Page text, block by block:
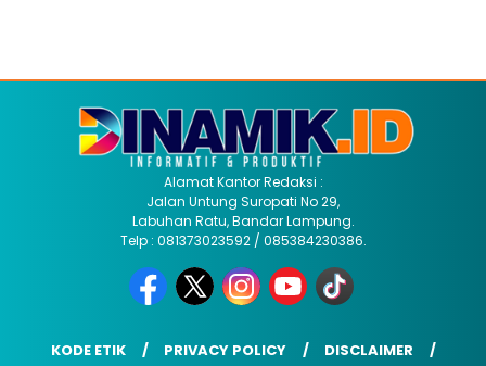
Alamat Kantor Redaksi :
Jalan Untung Suropati No 29,
Labuhan Ratu, Bandar Lampung.
Telp : 081373023592 / 085384230386.
KODE ETIK PRIVACY POLICY DISCLAIMER